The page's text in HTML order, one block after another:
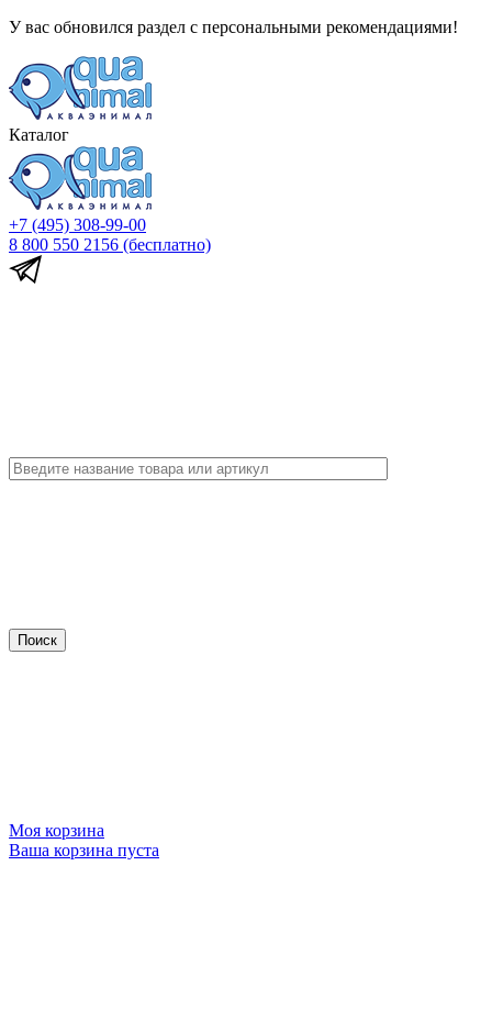
У вас обновился раздел с персональными рекомендациями!
Каталог
+7 (495) 308-99-00
8 800 550 2156 (бесплатно)
Моя корзина
Ваша корзина пуста